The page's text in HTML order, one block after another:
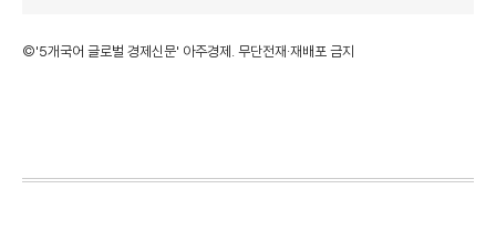
©'5개국어 글로벌 경제신문' 아주경제. 무단전재·재배포 금지